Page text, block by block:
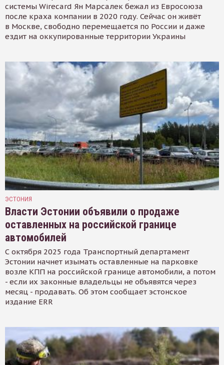
системы Wirecard Ян Марсалек бежал из Евросоюза
после краха компании в 2020 году. Сейчас он живёт
в Москве, свободно перемещается по России и даже
ездит на оккупированные территории Украины
ЭСТОНИЯ
Власти Эстонии объявили о продаже
оставленных на российской границе
автомобилей
С октября 2025 года Транспортный департамент
Эстонии начнет изымать оставленные на парковке
возле КПП на российской границе автомобили, а потом
- если их законные владельцы не объявятся через
месяц - продавать. Об этом сообщает эстонское
издание ERR